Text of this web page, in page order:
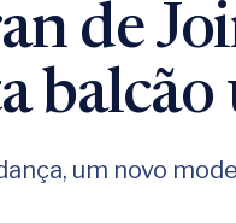
de
balcão
um novo